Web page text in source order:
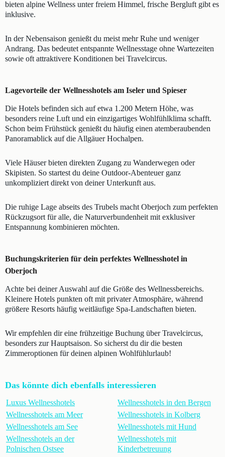
bieten alpine Wellness unter freiem Himmel, frische Bergluft gibt es
inklusive.
In der Nebensaison genießt du meist mehr Ruhe und weniger
Andrang. Das bedeutet entspannte Wellnesstage ohne Wartezeiten
sowie oft attraktivere Konditionen bei Travelcircus.
Lagevorteile der Wellnesshotels am Iseler und Spieser
Die Hotels befinden sich auf etwa 1.200 Metern Höhe, was
besonders reine Luft und ein einzigartiges Wohlfühlklima schafft.
Schon beim Frühstück genießt du häufig einen atemberaubenden
Panoramablick auf die Allgäuer Hochalpen.
Viele Häuser bieten direkten Zugang zu Wanderwegen oder
Skipisten. So startest du deine Outdoor-Abenteuer ganz
unkompliziert direkt von deiner Unterkunft aus.
Die ruhige Lage abseits des Trubels macht Oberjoch zum perfekten
Rückzugsort für alle, die Naturverbundenheit mit exklusiver
Entspannung kombinieren möchten.
Buchungskriterien für dein perfektes Wellnesshotel in
Oberjoch
Achte bei deiner Auswahl auf die Größe des Wellnessbereichs.
Kleinere Hotels punkten oft mit privater Atmosphäre, während
größere Resorts häufig weitläufige Spa-Landschaften bieten.
Wir empfehlen dir eine frühzeitige Buchung über Travelcircus,
besonders zur Hauptsaison. So sicherst du dir die besten
Zimmeroptionen für deinen alpinen Wohlfühlurlaub!
Das könnte dich ebenfalls interessieren
Luxus Wellnesshotels
Wellnesshotels am Meer
Wellnesshotels am See
Wellnesshotels an der
Polnischen Ostsee
Wellnesshotels in den Bergen
Wellnesshotels in Kolberg
Wellnesshotels mit Hund
Wellnesshotels mit
Kinderbetreuung